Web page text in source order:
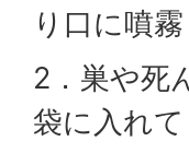
り口に噴霧
2．巣や死
袋に入れて